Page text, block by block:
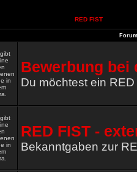
RED FIST
Bewerbung bei
Du möchtest ein
RED FIST -
Bekanntgaben zur